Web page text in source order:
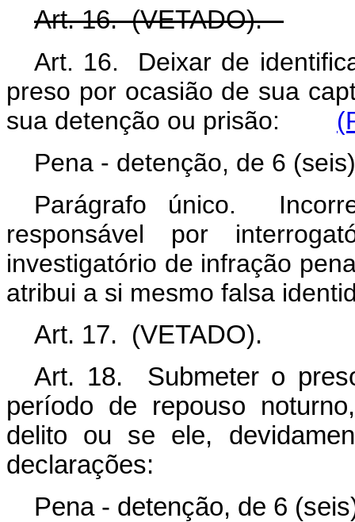
Art. 16. (VETADO).
Art. 16. Deixar de
preso por ocasião de sua
sua detenção ou prisão:
Pena - detenção, de 6
Parágrafo único.
responsável por
investigatório de infração
atribui a si mesmo falsa
Art. 17. (VETADO).
Art. 18. Submeter o
período de repouso
delito ou se ele,
declarações:
Pena - detenção, de 6